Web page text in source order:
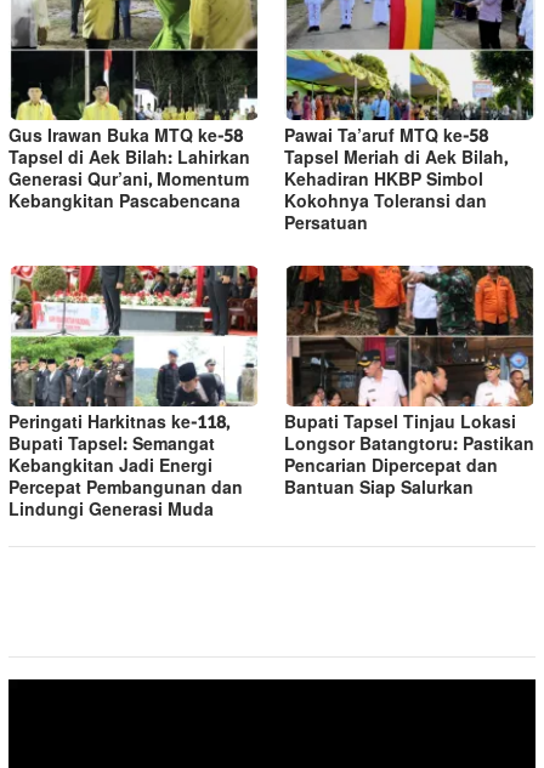
Gus Irawan Buka MTQ ke-58
Tapsel di Aek Bilah: Lahirkan
Generasi Qur’ani, Momentum
Kebangkitan Pascabencana
Pawai Ta’aruf MTQ ke-58
Tapsel Meriah di Aek Bilah,
Kehadiran HKBP Simbol
Kokohnya Toleransi dan
Persatuan
Peringati Harkitnas ke-118,
Bupati Tapsel: Semangat
Kebangkitan Jadi Energi
Percepat Pembangunan dan
Lindungi Generasi Muda
Bupati Tapsel Tinjau Lokasi
Longsor Batangtoru: Pastikan
Pencarian Dipercepat dan
Bantuan Siap Salurkan